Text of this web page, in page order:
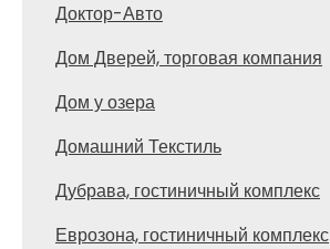
Доктор-Авто
Дом Дверей, торговая компания
Дом у озера
Домашний Текстиль
Дубрава, гостиничный комплекс
Еврозона, гостиничный комплекс